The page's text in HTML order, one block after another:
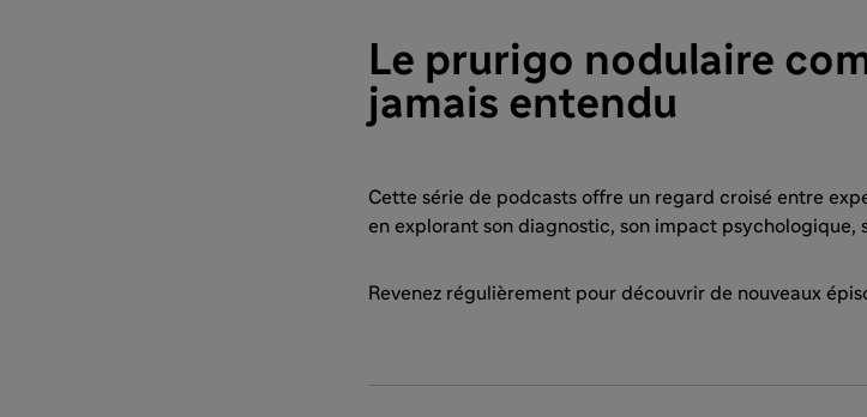
Le prurigo nodulaire
jamais entendu
Cette série de podcasts offre un regard croisé entre
en explorant son diagnostic, son impact psychologique,
Revenez régulièrement pour découvrir de nouveaux